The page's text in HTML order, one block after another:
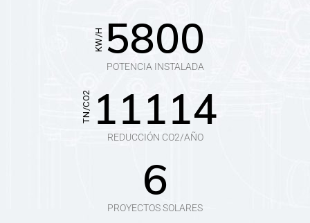
KW/H 5800
POTENCIA INSTALADA
TN/CO2 11114
REDUCCIÓN CO2/AÑO
6
PROYECTOS SOLARES